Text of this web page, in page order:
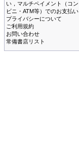
い，マルチペイメント（コン
ビニ・ATM等）でのお支払い
プライバシーについて
ご利用規約
お問い合わせ
常備書店リスト